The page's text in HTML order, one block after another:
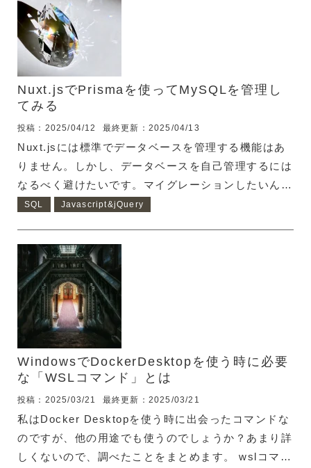
体を検知・識別するアルゴリズムです。 機械学習に
はPython！ 機械学習ではお馴染みのPythonを活用し
ます。なぜならライブラリが充実してるからです。
Pythonが言語仕様的に特別機械学習に向いているの
かわかりませんが、機械学習に関連...
Nuxt.jsでPrismaを使ってMySQLを管理し
てみる
投稿：2025/04/12 最終更新：2025/04/13
Nuxt.jsには標準でデータベースを管理する機能はあ
りません。しかし、データベースを自己管理するには
なるべく避けたいです。マイグレーションしたいんで
す。そこでPrismaを使うことにしました。 なぜ、
それぞれのローカルでDB定義を簡単に合わせること
ができるため 複数人で開発する時にGitを使うのは、
もはや当たり前ですが、Gitにコミットするソースは
ローカルで動作確認ができたコードに限るべきです。
（コミットしてからCI/CDでステージング環境にデプ
ロイして動作テストするのはご法度） ということ
は、それぞれの開発環境でテスト用にDBを持つこと
にな...
SQL Javascript&jQuery
WindowsでDockerDesktopを使う時に必要
な「WSLコマンド」とは
投稿：2025/03/21 最終更新：2025/03/21
私はDocker Desktopを使う時に出会ったコマンドな
のですが、他の用途でも使うのでしょうか？あまり詳
しくないので、調べたことをまとめます。 wslコマン